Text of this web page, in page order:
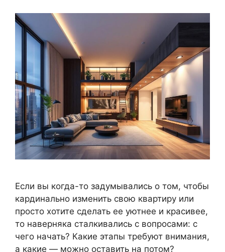
Если вы когда-то задумывались о том, чтобы
кардинально изменить свою квартиру или
просто хотите сделать ее уютнее и красивее,
то наверняка сталкивались с вопросами: с
чего начать? Какие этапы требуют внимания,
а какие — можно оставить на потом?